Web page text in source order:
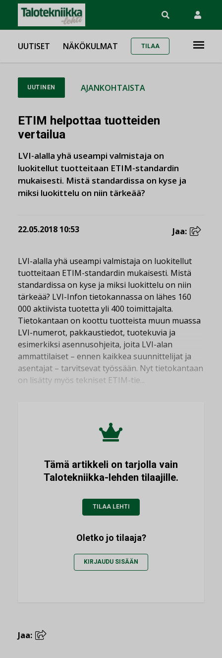
UUTISET NÄKÖKULMAT TILAA
UUTINEN AJANKOHTAISTA
ETIM helpottaa tuotteiden
vertailua
LVI-alalla yhä useampi valmistaja on
luokitellut tuotteitaan ETIM-standardin
mukaisesti. Mistä standardissa on kyse ja
miksi luokittelu on niin tärkeää?
22.05.2018 10:53 Jaa:
LVI-alalla yhä useampi valmistaja on luokitellut
tuotteitaan ETIM-standardin mukaisesti. Mistä
standardissa on kyse ja miksi luokittelu on niin
tärkeää? LVI-Infon tietokannassa on lähes 160
000 aktiivista tuotetta yli 400 toimittajalta.
Tietokantaan on koottu tuotteista muun muassa
LVI-numerot, pakkaustiedot, tuotekuvia ja
esimerkiksi asennusohjeita, joita LVI-alan
ammattilaiset – ennen kaikkea suunnittelijat ja
asentajat – tarvitsevat työssään. Nyt tietokantaan
on lisätty myös tekniset ETIM-tie...
Tämä artikkeli on tarjolla vain
Talotekniikka-lehden tilaajille.
TILAA LEHTI
Oletko jo tilaaja?
KIRJAUDU SISÄÄN
Jaa: